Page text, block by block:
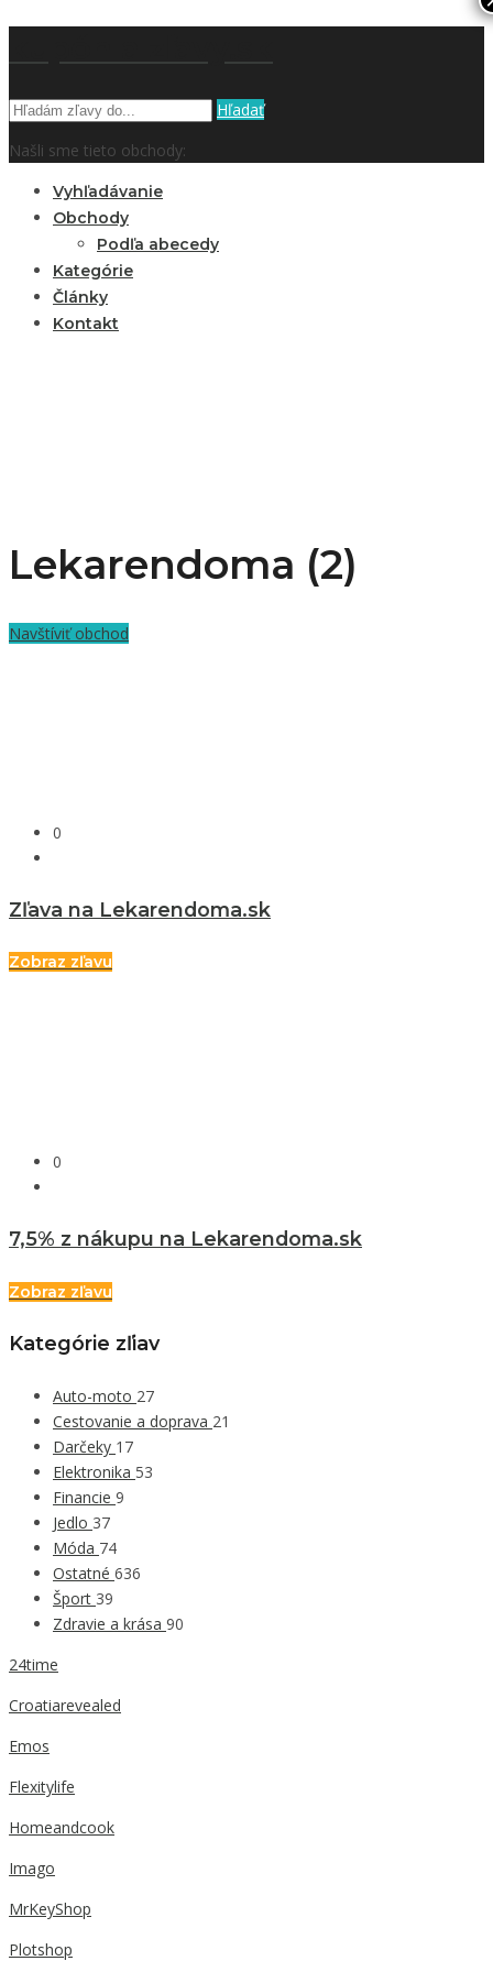
Hľadať
Našli sme tieto obchody:
Vyhľadávanie
Obchody
Podľa abecedy
Kategórie
Články
Kontakt
Lekarendoma (2)
Navštíviť obchod
0
Zľava na Lekarendoma.sk
Zobraz zľavu
0
7,5% z nákupu na Lekarendoma.sk
Zobraz zľavu
Kategórie zľiav
Auto-moto 27
Cestovanie a doprava 21
Darčeky 17
Elektronika 53
Financie 9
Jedlo 37
Móda 74
Ostatné 636
Šport 39
Zdravie a krása 90
24time
Croatiarevealed
Emos
Flexitylife
Homeandcook
Imago
MrKeyShop
Plotshop